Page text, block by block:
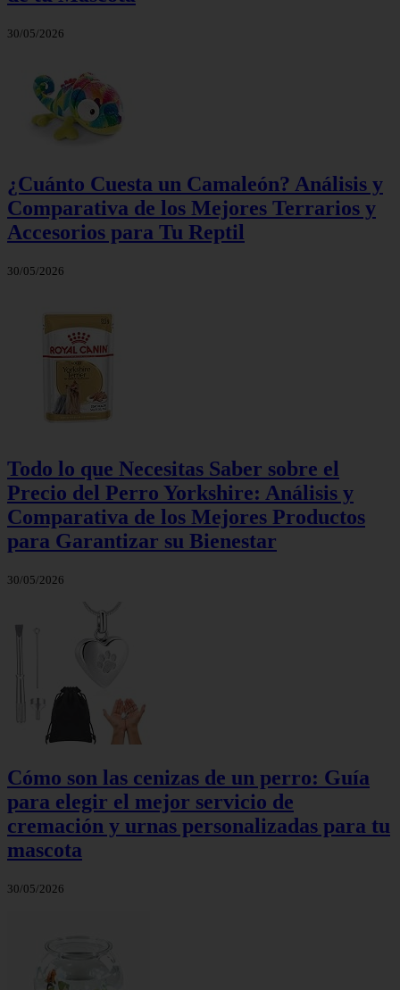
30/05/2026
¿Cuánto Cuesta un Camaleón? Análisis y
Comparativa de los Mejores Terrarios y
Accesorios para Tu Reptil
30/05/2026
Todo lo que Necesitas Saber sobre el
Precio del Perro Yorkshire: Análisis y
Comparativa de los Mejores Productos
para Garantizar su Bienestar
30/05/2026
Cómo son las cenizas de un perro: Guía
para elegir el mejor servicio de
cremación y urnas personalizadas para tu
mascota
30/05/2026